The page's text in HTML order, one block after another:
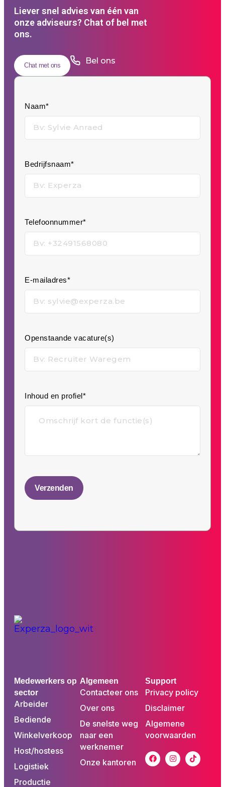
Liever snel advies van één van
onze adviseurs? Chat of bel met
ons.
Chat met ons Bel ons
Naam*
Bedrijfsnaam*
Telefoonnummer*
E-mailadres*
Openstaande vacature(s)
Inhoud en profiel*
Verzenden
Medewerkers op
sector
Arbeider
Bediende
Winkelverkoop
Host/hostess
Logistiek
Productie
Algemeen
Contacteer ons
Over ons
De snelste weg
naar een
werknemer
Onze kantoren
Support
Privacy policy
Disclaimer
Algemene
voorwaarden